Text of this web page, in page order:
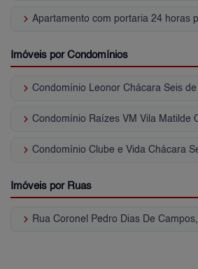
keyboard_arrow_right
Imóveis por Condomínios
keyboard_arrow_right Condomínio Leonor Chácara Seis
keyboard_arrow_right
keyboard_arrow_right Condomínio Clube e Vida Chácara
Imóveis por Ruas
keyboard_arrow_right